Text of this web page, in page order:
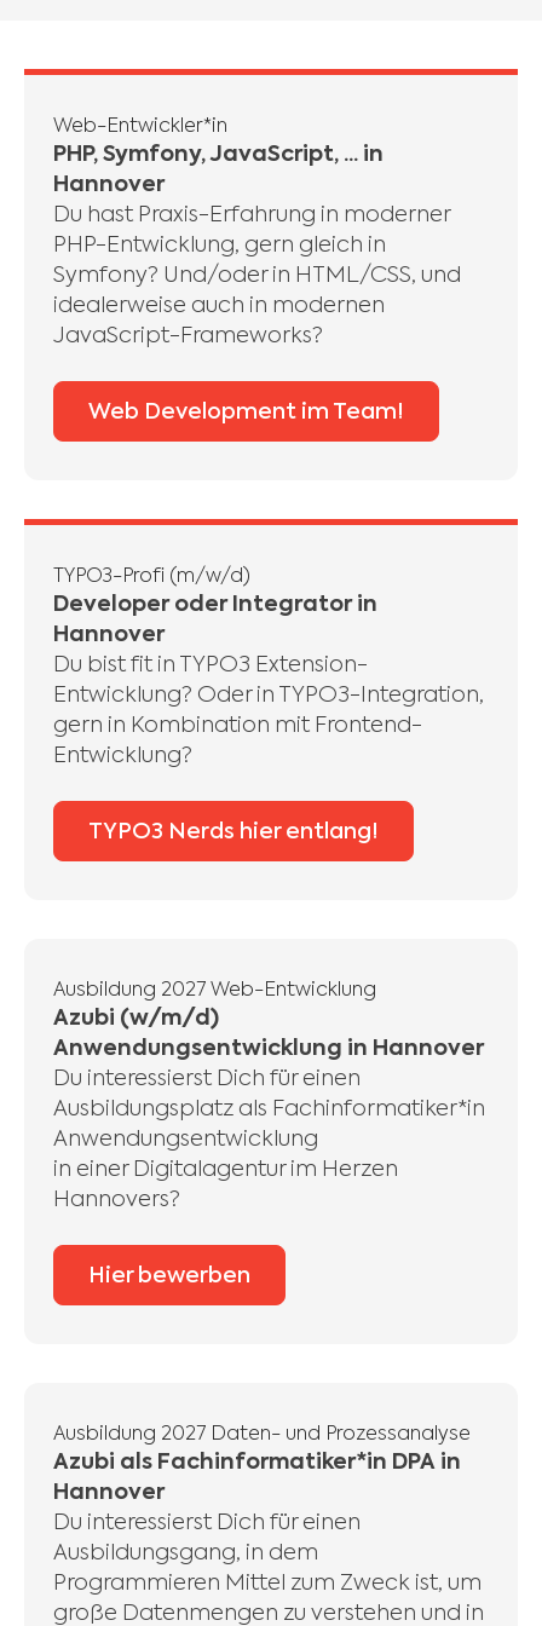
Web-Entwickler*in
PHP, Symfony, JavaScript, ... in
Hannover
Du hast Praxis-Erfahrung in moderner
PHP-Entwicklung, gern gleich in
Symfony? Und/oder in HTML/CSS, und
idealerweise auch in modernen
JavaScript-Frameworks?
Web Development im Team!
TYPO3-Profi (m/w/d)
Developer oder Integrator in
Hannover
Du bist fit in TYPO3 Extension-
Entwicklung? Oder in TYPO3-Integration,
gern in Kombination mit Frontend-
Entwicklung?
TYPO3 Nerds hier entlang!
Ausbildung 2027 Web-Entwicklung
Azubi (w/m/d)
Anwendungsentwicklung in Hannover
Du interessierst Dich für einen
Ausbildungsplatz als Fachinformatiker*in
Anwendungsentwicklung
in einer Digitalagentur im Herzen
Hannovers?
Hier bewerben
Ausbildung 2027 Daten- und Prozessanalyse
Azubi als Fachinformatiker*in DPA in
Hannover
Du interessierst Dich für einen
Ausbildungsgang, in dem
Programmieren Mittel zum Zweck ist, um
große Datenmengen zu verstehen und in